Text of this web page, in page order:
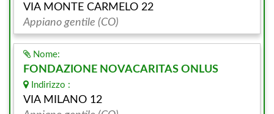
VIA MONTE CARMELO 22
Appiano gentile (CO)
Nome:
FONDAZIONE NOVACARITAS ONLUS
Indirizzo :
VIA MILANO 12